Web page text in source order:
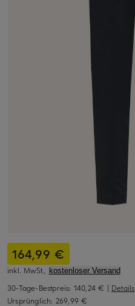
164,99 €
inkl. MwSt., kostenloser Versand
30-Tage-Bestpreis: 140,24 € | Details
Ursprünglich: 269,99 €